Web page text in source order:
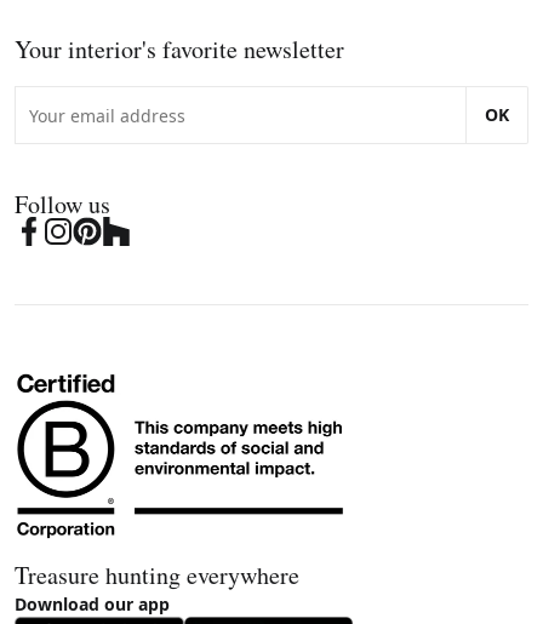
Your interior's favorite newsletter
OK
Follow us
Treasure hunting everywhere
Download our app